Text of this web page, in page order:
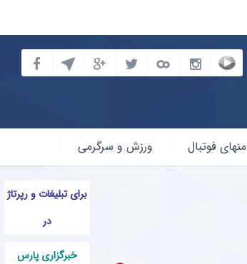
منهای فوتبال ورزش و سرگرمی
برای تبلیغات و رپرتاژ
در
خبرگزاری پارس